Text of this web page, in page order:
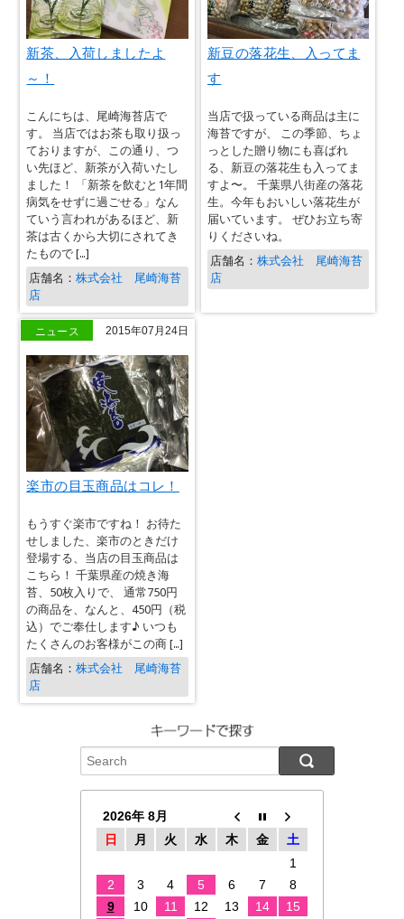
新茶、入荷しましたよ
～！
こんにちは、尾崎海苔店で
す。 当店ではお茶も取り扱っ
ておりますが、この通り、つ
い先ほど、新茶が入荷いたし
ました！ 「新茶を飲むと1年間
病気をせずに過ごせる」なん
ていう言われがあるほど、新
茶は古くから大切にされてき
たもので […]
店舗名：株式会社 尾崎海苔
店
新豆の落花生、入ってま
す
当店で扱っている商品は主に
海苔ですが、 この季節、ちょ
っとした贈り物にも喜ばれ
る、新豆の落花生も入ってま
すよ〜。 千葉県八街産の落花
生。今年もおいしい落花生が
届いています。 ぜひお立ち寄
りくださいね。
店舗名： 株式会社 尾崎海苔
店
ニュース 2015年07月24日
楽市の目玉商品はコレ！
もうすぐ楽市ですね！ お待た
せしました、楽市のときだけ
登場する、当店の目玉商品は
こちら！ 千葉県産の焼き海
苔、50枚入りで、 通常750円
の商品を、なんと、450円（税
込）でご奉仕します♪ いつも
たくさんのお客様がこの商 […]
店舗名：株式会社 尾崎海苔
店
2026年 8月
日
月 火 水 木 金
土
1
2
3 4 5 6 7
8
9
10 11 12 13 14
15